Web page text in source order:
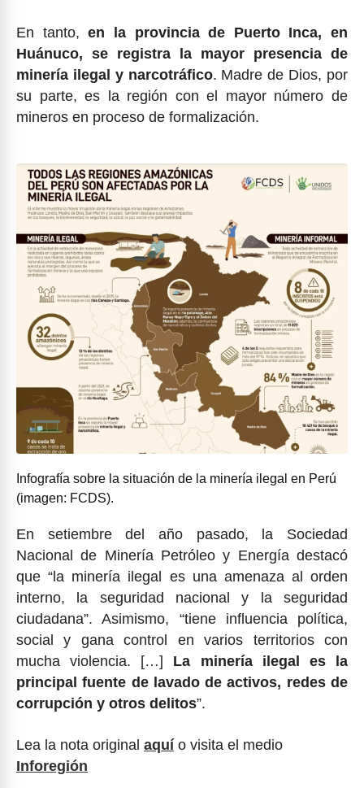
En tanto,en la provincia de Puerto Inca, en
Huánuco, se registra la mayor presencia de
minería ilegal y narcotráfico. Madre de Dios, por
su parte, es la región con el mayor número de
mineros en proceso de formalización.
Infografía sobre la situación de la minería ilegal en Perú
(imagen: FCDS).
En setiembre del año pasado, la Sociedad
Nacional de Minería Petróleo y Energía destacó
que “la minería ilegal es una amenaza al orden
interno, la seguridad nacional y la seguridad
ciudadana”. Asimismo, “tiene influencia política,
social y gana control en varios territorios con
mucha violencia. […] La minería ilegal es la
principal fuente de lavado de activos, redes de
corrupción y otros delitos”.
Lea la nota original aquío visita el medio
Inforegión